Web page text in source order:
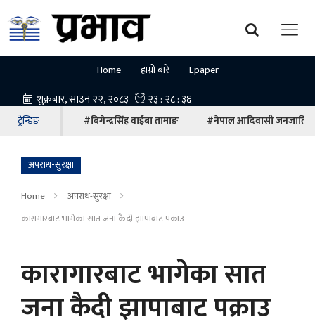
Home हाम्रो बारे Epaper
ट्रेन्डिङ #बिगेन्द्रसिंह वाईबा तामाङ #नेपाल आदिवासी जनजाति
अपराध-सुरक्षा
Home
अपराध-सुरक्षा
कारागारबाट भागेका सात जना कैदी झापाबाट पक्राउ
कारागारबाट भागेका सात
जना कैदी झापाबाट पक्राउ